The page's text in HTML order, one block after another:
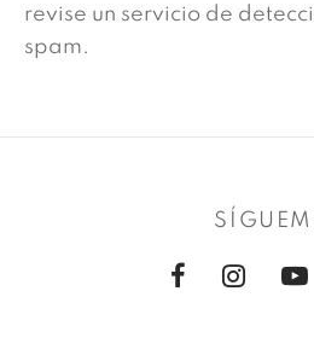
revise un servicio de
spam.